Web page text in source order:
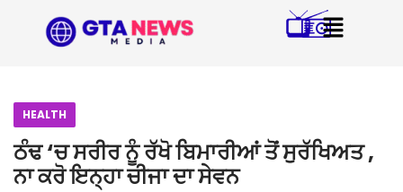
HEALTH
ਠੰਢ ‘ਚ ਸਰੀਰ ਨੂੰ ਰੱਖੋ ਬਿਮਾਰੀਆਂ ਤੋਂ ਸੁਰੱਖਿਅਤ ,
ਨਾ ਕਰੋ ਇਨ੍ਹਾ ਚੀਜਾ ਦਾ ਸੇਵਨ